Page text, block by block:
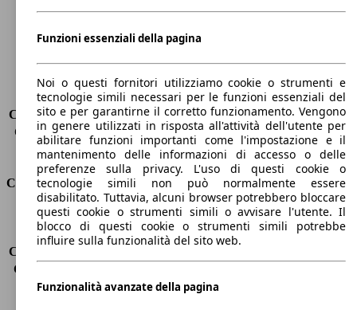
Passo
2400 mm
Carico massimo
-
Porte
5
Sedili
5
Carico sul tetto
-
Capacità di traino (senza freni) -
Capacità di traino (con freni)
-
Volume del bagagliaio
255 - 1010 l
Consumi
Emissioni di CO2*
100 g/km (komb.)
Consumo (urbano)
7.7 l/100km
Consumo (extra-urbano)
Consumo (combinato)*
Classe di emissione
Euro 6
Funzioni essenziali della pagina
Noi o questi fornitori utilizziamo cookie o strumenti e
tecnologie simili necessari per le funzioni essenziali del
sito e per garantirne il corretto funzionamento. Vengono
in genere utilizzati in risposta all'attività dell'utente per
abilitare funzioni importanti come l'impostazione e il
mantenimento delle informazioni di accesso o delle
preferenze sulla privacy. L'uso di questi cookie o
tecnologie simili non può normalmente essere
disabilitato. Tuttavia, alcuni browser potrebbero bloccare
questi cookie o strumenti simili o avvisare l'utente. Il
blocco di questi cookie o strumenti simili potrebbe
influire sulla funzionalità del sito web.
Funzionalità avanzate della pagina